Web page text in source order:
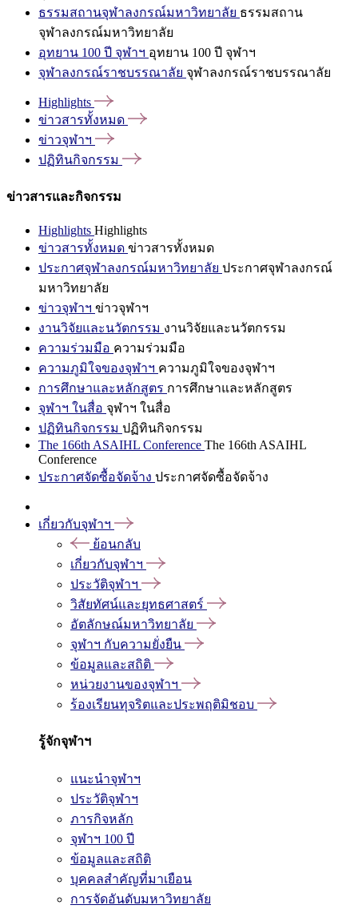
ธรรมสถานจุฬาลงกรณ์มหาวิทยาลัย ธรรมสถาน
จุฬาลงกรณ์มหาวิทยาลัย
อุทยาน 100 ปี จุฬาฯ อุทยาน 100 ปี จุฬาฯ
จุฬาลงกรณ์ราชบรรณาลัย จุฬาลงกรณ์ราชบรรณาลัย
Highlights
ข่าวสารทั้งหมด
ข่าวจุฬาฯ
ปฏิทินกิจกรรม
ข่าวสารและกิจกรรม
Highlights Highlights
ข่าวสารทั้งหมด ข่าวสารทั้งหมด
ประกาศจุฬาลงกรณ์มหาวิทยาลัย ประกาศจุฬาลงกรณ์
มหาวิทยาลัย
ข่าวจุฬาฯ ข่าวจุฬาฯ
งานวิจัยและนวัตกรรม งานวิจัยและนวัตกรรม
ความร่วมมือ ความร่วมมือ
ความภูมิใจของจุฬาฯ ความภูมิใจของจุฬาฯ
การศึกษาและหลักสูตร การศึกษาและหลักสูตร
จุฬาฯ ในสื่อ จุฬาฯ ในสื่อ
ปฏิทินกิจกรรม ปฏิทินกิจกรรม
The 166th ASAIHL Conference The 166th ASAIHL
Conference
ประกาศจัดซื้อจัดจ้าง ประกาศจัดซื้อจัดจ้าง
เกี่ยวกับจุฬาฯ
ย้อนกลับ
เกี่ยวกับจุฬาฯ
ประวัติจุฬาฯ
วิสัยทัศน์และยุทธศาสตร์
อัตลักษณ์มหาวิทยาลัย
จุฬาฯ กับความยั่งยืน
ข้อมูลและสถิติ
หน่วยงานของจุฬาฯ
ร้องเรียนทุจริตและประพฤติมิชอบ
รู้จักจุฬาฯ
แนะนำจุฬาฯ
ประวัติจุฬาฯ
ภารกิจหลัก
จุฬาฯ 100 ปี
ข้อมูลและสถิติ
บุคคลสำคัญที่มาเยือน
การจัดอันดับมหาวิทยาลัย